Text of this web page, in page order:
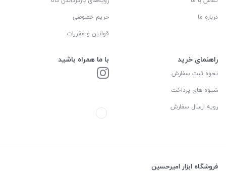
درباره ما
حریم خصوصی
قوانین و مقررات
راهنمای خرید
نحوه ثبت سفارش
شیوه های پرداخت
رویه ارسال سفارش
با ما همراه باشید
فروشگاه ابزار امیرحسین